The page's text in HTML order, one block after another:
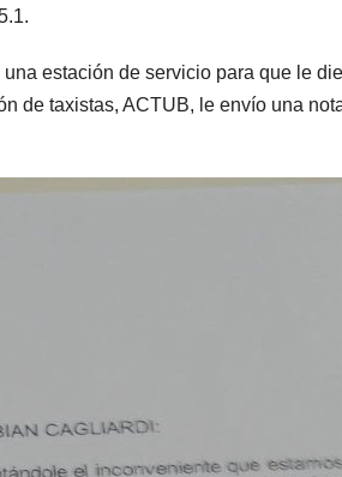
estación de servicio para que le
de taxistas, ACTUB, le envío una